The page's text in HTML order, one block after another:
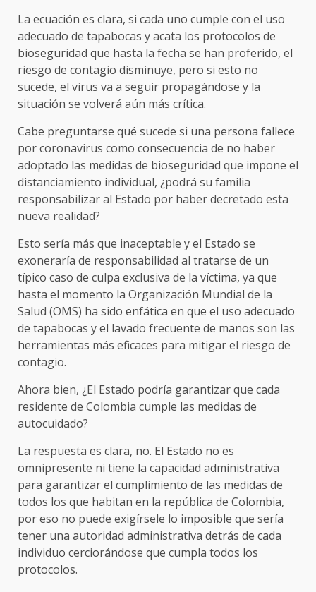
La ecuación es clara, si cada uno cumple con el uso
adecuado de tapabocas y acata los protocolos de
bioseguridad que hasta la fecha se han proferido, el
riesgo de contagio disminuye, pero si esto no
sucede, el virus va a seguir propagándose y la
situación se volverá aún más crítica.
Cabe preguntarse qué sucede si una persona fallece
por coronavirus como consecuencia de no haber
adoptado las medidas de bioseguridad que impone el
distanciamiento individual, ¿podrá su familia
responsabilizar al Estado por haber decretado esta
nueva realidad?
Esto sería más que inaceptable y el Estado se
exoneraría de responsabilidad al tratarse de un
típico caso de culpa exclusiva de la víctima, ya que
hasta el momento la Organización Mundial de la
Salud (OMS) ha sido enfática en que el uso adecuado
de tapabocas y el lavado frecuente de manos son las
herramientas más eficaces para mitigar el riesgo de
contagio.
Ahora bien, ¿El Estado podría garantizar que cada
residente de Colombia cumple las medidas de
autocuidado?
La respuesta es clara, no. El Estado no es
omnipresente ni tiene la capacidad administrativa
para garantizar el cumplimiento de las medidas de
todos los que habitan en la república de Colombia,
por eso no puede exigírsele lo imposible que sería
tener una autoridad administrativa detrás de cada
individuo cerciorándose que cumpla todos los
protocolos.